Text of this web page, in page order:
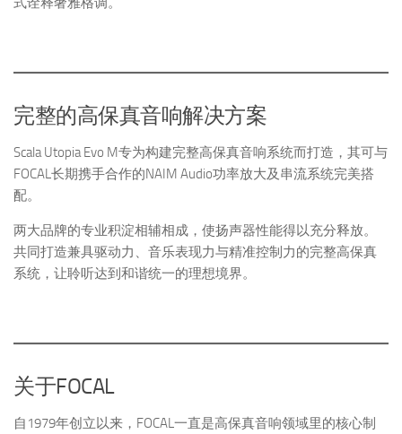
完整的高保真音响解决方案
Scala Utopia Evo M专为构建完整高保真音响系统而打造，其可与
FOCAL长期携手合作的NAIM Audio功率放大及串流系统完美搭
配。
两大品牌的专业积淀相辅相成，使扬声器性能得以充分释放。
共同打造兼具驱动力、音乐表现力与精准控制力的完整高保真
系统，让聆听达到和谐统一的理想境界。
关于FOCAL
自1979年创立以来，FOCAL一直是高保真音响领域里的核心制